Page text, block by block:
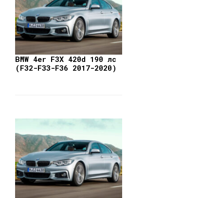
BMW 4er F3X 420d 190 лс
(F32-F33-F36 2017-2020)